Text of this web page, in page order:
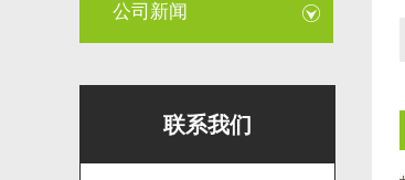
公司新闻
联系我们